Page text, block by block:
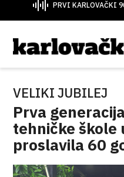
PRVI KARLOVAČKI
VELIKI JUBILEJ
Prva
tehničke škole
proslavila 60